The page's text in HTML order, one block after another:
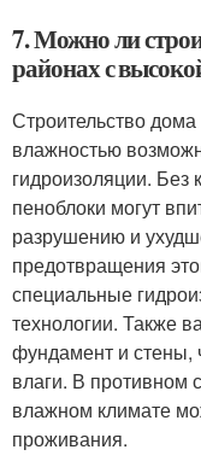
7. Можно ли
районах с
Строительство
влажностью
гидроизоляции. Без
пеноблоки могут
разрушению и
предотвращения
специальные
технологии. Также
фундамент и стены,
влаги. В противном
влажном климате
проживания.